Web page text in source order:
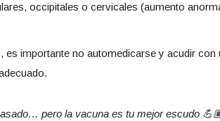
occipitales o cervicales (aumento
importante no automedicarse y acudir con
pero la vacuna es tu mejor escudo